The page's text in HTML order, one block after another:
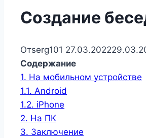
Создание
Отserg101 27.03.2022
Содержание
1. На мобильном устройстве
1.1. Android
1.2. iPhone
2. На ПК
3. Заключение